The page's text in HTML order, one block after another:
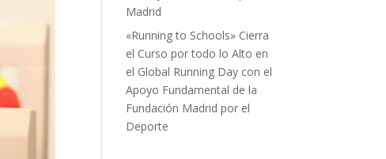
Madrid
«Running to Schools» Cierra
el Curso por todo lo Alto en
el Global Running Day con el
Apoyo Fundamental de la
Fundación Madrid por el
Deporte